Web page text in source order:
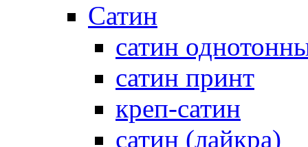
Сатин
сатин
сатин принт
креп-сатин
сатин (лайкра)